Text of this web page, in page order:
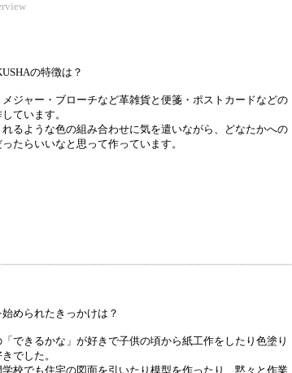
の特徴は？
ジャー・ブローチなど革雑貨と便箋・ポストカードなどの
ています。
るような色の組み合わせに気を遣いながら、どなたかへの
たらいいなと思って作っています。
められたきっかけは？
「できるかな」が好きで子供の頃から紙工作をしたり色塗り
でした。
校でも住宅の図面を引いたり模型を作ったり、黙々と作業